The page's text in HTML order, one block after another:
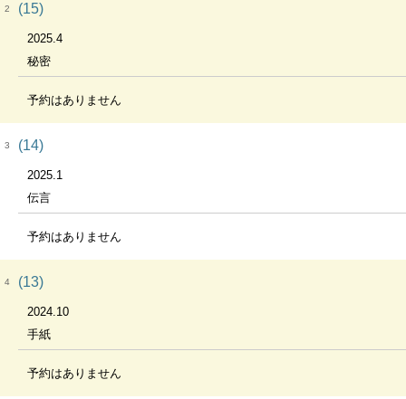
2 (15)
2025.4
秘密
予約はありません
3 (14)
2025.1
伝言
予約はありません
4 (13)
2024.10
手紙
予約はありません